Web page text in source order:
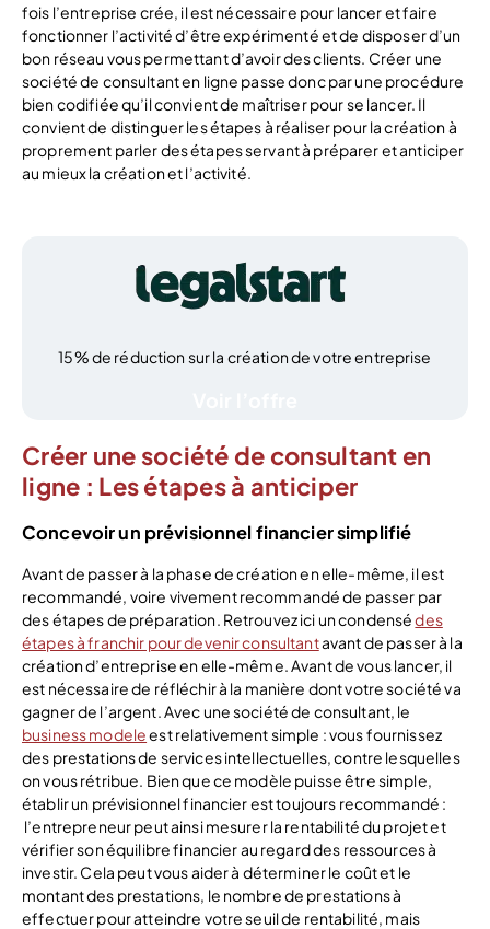
fois l’entreprise crée, il est nécessaire pour lancer et faire
fonctionner l’activité d’être expérimenté et de disposer d’un
bon réseau vous permettant d’avoir des clients. Créer une
société de consultant en ligne passe donc par une procédure
bien codifiée qu’il convient de maîtriser pour se lancer. Il
convient de distinguer les étapes à réaliser pour la création à
proprement parler des étapes servant à préparer et anticiper
au mieux la création et l’activité.
15% de réduction sur la création de votre entreprise
Créer une société de consultant en
ligne : Les étapes à anticiper
Concevoir un prévisionnel financier simplifié
Avant de passer à la phase de création en elle-même, il est
recommandé, voire vivement recommandé de passer par
des étapes de préparation. Retrouvez ici un condensédes
étapes à franchir pour devenir consultantavant de passer à la
création d’entreprise en elle-même. Avant de vous lancer, il
est nécessaire de réfléchir à la manière dont votre société va
gagner de l’argent. Avec une société de consultant, le
business modeleest relativement simple : vous fournissez
des prestations de services intellectuelles, contre lesquelles
on vous rétribue. Bien que ce modèle puisse être simple,
établir un prévisionnel financier est toujours recommandé :
l’entrepreneur peut ainsi mesurer la rentabilité du projet et
vérifier son équilibre financier au regard des ressources à
investir. Cela peut vous aider à déterminer le coût et le
montant des prestations, le nombre de prestations à
effectuer pour atteindre votre seuil de rentabilité, mais